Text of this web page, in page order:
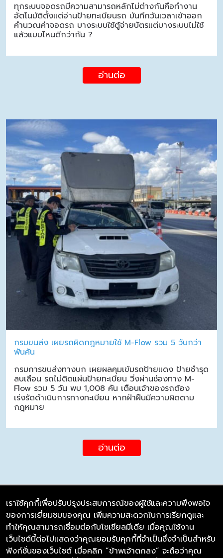
ทุกระบบจอดรถมีความสามารถหลักไม่ต่างกันคือทำงาน
อัตโนมัติตั้งแต่อ่านป้ายทะเบียนรถ บันทึกวันเวลาเข้าออก
คำนวณค่าจอดรถ บางระบบใช้ตู้จ่ายบัตรแต่บางระบบไม่ใช้
แล้วแบบไหนดีกว่ากัน ?
อ่านต่อ
กรมขนส่ง เผยรถผิดกฎหมายใช้ M-Flow รวม 5 วันกว่า
พันคัน
กรมการขนส่งทางบก เผยผลคุมเข้มรถป้ายแดง ป้ายชำรุด
ลบเลือน รถไม่ติดแผ่นป้ายทะเบียน วิ่งผ่านช่องทาง M-
Flow รวม 5 วัน พบ 1,008 คัน เตือนเจ้าของรถต้อง
เร่งรัดดำเนินการทางทะเบียน หากฝ่าฝืนมีความผิดตาม
กฎหมาย
อ่านต่อ
บริษัท ซิมลิงค์ จำกัด
98/226 Bangrakyai-Baanmai Road,
Bangyai, Nonthaburi 11140
เราใช้คุกกี้เพื่อปรับปรุงประสบการณ์ของผู้ใช้และความพึงพอใจ
ของการเยี่ยมชมของคุณ เพิ่มความสะดวกในการเรียกดูและ
ทำให้คุณสามารถเชื่อมต่อกับโซเชียลมีเดีย เมื่อคุณใช้งาน
เว็บไซต์นี้ต่อไปแสดงว่าคุณยอมรับคุกกี้ที่จำเป็นซึ่งจำเป็นสำหรับ
ฟังก์ชั่นของเว็บไซต์ เมื่อคลิก “ข้าพเจ้าตกลง” จะถือว่าคุณ